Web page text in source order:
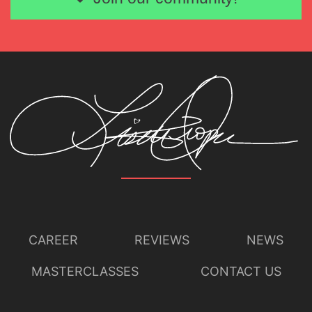
l’autorité souveraine
plus nettement
l’évolution du
personnage.
CAREER REVIEWS NEWS
MASTERCLASSES CONTACT US